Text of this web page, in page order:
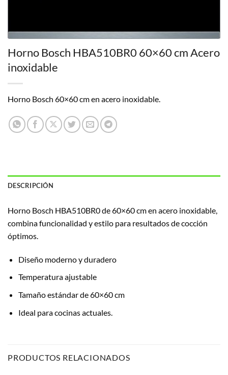
Horno Bosch HBA510BR0 60×60 cm Acero
inoxidable
Horno Bosch 60×60 cm en acero inoxidable.
DESCRIPCIÓN
Horno Bosch HBA510BR0 de 60×60 cm en acero inoxidable,
combina funcionalidad y estilo para resultados de cocción
óptimos.
Diseño moderno y duradero
Temperatura ajustable
Tamaño estándar de 60×60 cm
Ideal para cocinas actuales.
PRODUCTOS RELACIONADOS